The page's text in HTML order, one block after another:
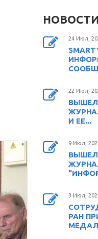
НОВОСТИ
24 Июл,
22 Июл,
ВЫШЕЛ
И ЕЕ...
9 Июл,
ВЫШЕЛ
3 Июл,
РАН